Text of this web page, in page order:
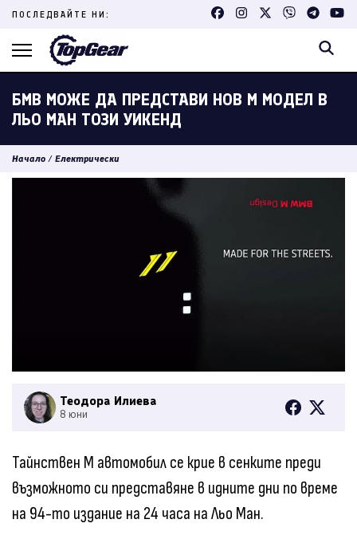
Skip
content
ПОСЛЕДВАЙТЕ НИ:
БМВ МОЖЕ ДА ПРЕДСТАВИ НОВ М МОДЕЛ В
ЛЬО МАН ТОЗИ УИКЕНД
Начало / Електрически
Теодора Илиева
8 юни
Тайнствен М автомобил се крие в сенките преди
възможното си представяне в идните дни по време
на 94-то издание на 24 часа на Льо Ман.